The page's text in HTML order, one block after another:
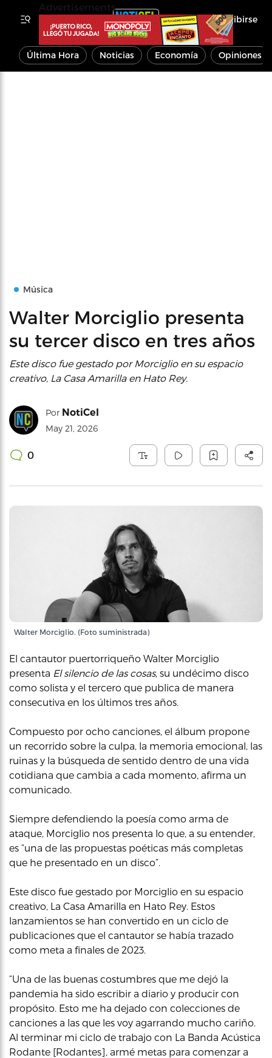
Inscribirse
Última Hora Noticias Economía Opiniones
Música
Walter Morciglio presenta
su tercer disco en tres años
Este disco fue gestado por Morciglio en su espacio
creativo, La Casa Amarilla en Hato Rey.
Por NotiCel
May 21, 2026
0
Walter Morciglio. (Foto suministrada)
El cantautor puertorriqueño Walter Morciglio
presenta El silencio de las cosas, su undécimo disco
como solista y el tercero que publica de manera
consecutiva en los últimos tres años.
Compuesto por ocho canciones, el álbum propone
un recorrido sobre la culpa, la memoria emocional, las
ruinas y la búsqueda de sentido dentro de una vida
cotidiana que cambia a cada momento, afirma un
comunicado.
Siempre defendiendo la poesía como arma de
ataque, Morciglio nos presenta lo que, a su entender,
es “una de las propuestas poéticas más completas
que he presentado en un disco”.
Este disco fue gestado por Morciglio en su espacio
creativo, La Casa Amarilla en Hato Rey. Estos
lanzamientos se han convertido en un ciclo de
publicaciones que el cantautor se había trazado
como meta a finales de 2023.
“Una de las buenas costumbres que me dejó la
pandemia ha sido escribir a diario y producir con
propósito. Esto me ha dejado con colecciones de
canciones a las que les voy agarrando mucho cariño.
Al terminar mi ciclo de trabajo con La Banda Acústica
Rodante [Rodantes], armé metas para comenzar a
Advertisements